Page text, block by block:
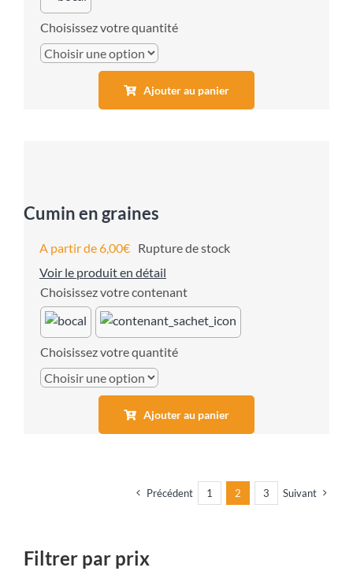
quantité
Ajouter au panier
Cumin en graines
A partir de6,00€ Rupture de stock
Voir le produit en détail
contenant
quantité
Ajouter au panier
Précédent 1 2 3 Suivant
Filtrer par prix